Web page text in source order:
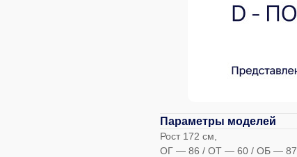
Параметры моделей
Рост 172 см,
ОГ — 86 / ОТ — 60 / ОБ — 87